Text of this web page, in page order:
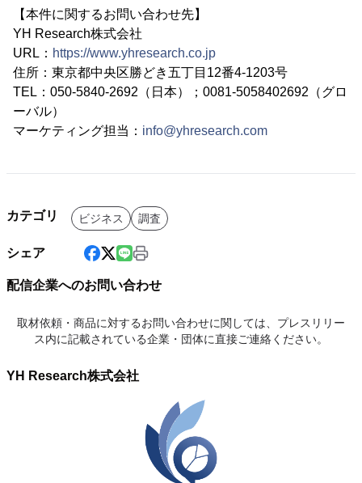
【本件に関するお問い合わせ先】
YH Research株式会社
URL： https://www.yhresearch.co.jp
住所：東京都中央区勝どき五丁目12番4-1203号
TEL：050-5840-2692（日本）；0081-5058402692（グロ
ーバル）
マーケティング担当： info@yhresearch.com
カテゴリ ビジネス 調査
シェア
配信企業へのお問い合わせ
取材依頼・商品に対するお問い合わせに関しては、プレスリリー
ス内に記載されている企業・団体に直接ご連絡ください。
YH Research株式会社